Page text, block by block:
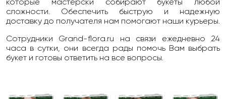
которые мастерски собирают букеты любой
сложности. Обеспечить быструю и надежную
доставку до получателя нам помогают наши курьеры.
Сотрудники Grand-flora.ru на связи ежедневно 24
чаcа в сутки, они всегда рады помочь Вам выбрать
букет и готовы ответить на все вопросы.